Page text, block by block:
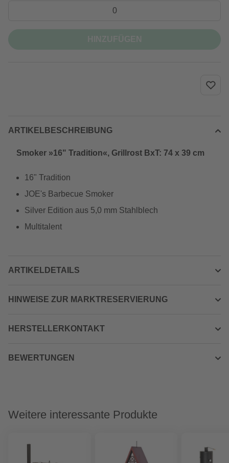
ARTIKELBESCHREIBUNG
Smoker »16" Tradition«, Grillrost BxT: 74 x 39 cm
16" Tradition
JOE's Barbecue Smoker
Silver Edition aus 5,0 mm Stahlblech
Multitalent
ARTIKELDETAILS
HINWEISE ZUR MARKTRESERVIERUNG
HERSTELLERKONTAKT
BEWERTUNGEN
Weitere interessante Produkte